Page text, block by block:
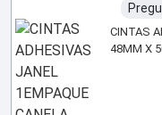
CINTAS
48MM X